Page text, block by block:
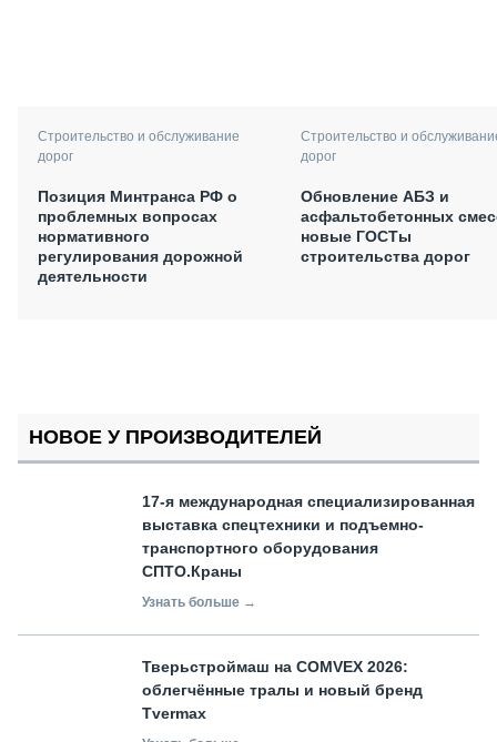
Строительство и обслуживание
дорог
Позиция Минтранса РФ о
проблемных вопросах
нормативного
регулирования дорожной
деятельности
Строительство и
дорог
Обновление АБЗ и
асфальтобетонных
новые ГОСТы
строительства дорог
НОВОЕ У ПРОИЗВОДИТЕЛЕЙ
17-я международная специализированная
выставка спецтехники и подъемно-
транспортного оборудования
СПТО.Краны
Узнать больше →
Тверьстроймаш на COMVEX 2026:
облегчённые тралы и новый бренд
Tvermax